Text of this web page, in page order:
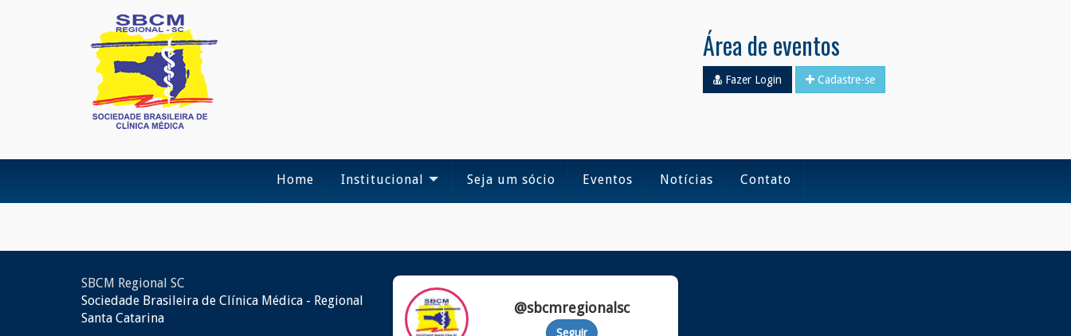
Área de eventos
Fazer Login Cadastre-se
Home Institucional Seja um sócio Eventos Notícias Contato
SBCM Regional SC
Sociedade Brasileira de Clínica Médica - Regional
Santa Catarina
@sbcmregionalsc
Seguir